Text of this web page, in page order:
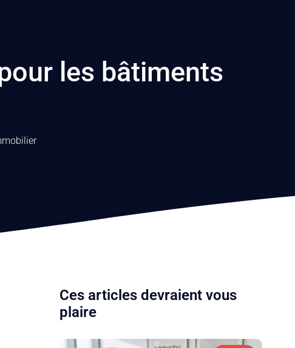
les bâtiments
Ces articles devraient vous
plaire